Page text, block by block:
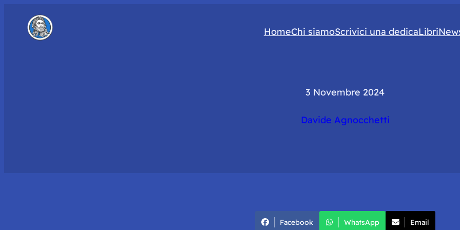
HomeChi siamoScrivici una dedicaLibri
3 Novembre 2024
Davide Agnocchetti
Facebook WhatsApp Email